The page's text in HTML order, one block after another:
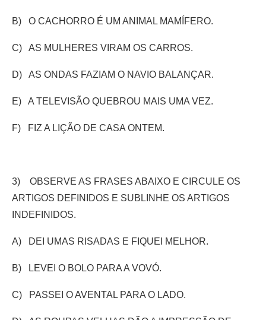
B) O CACHORRO É UM ANIMAL MAMÍFERO.
C) AS MULHERES VIRAM OS CARROS.
D) AS ONDAS FAZIAM O NAVIO BALANÇAR.
E) A TELEVISÃO QUEBROU MAIS UMA VEZ.
F) FIZ A LIÇÃO DE CASA ONTEM.
3) OBSERVE AS FRASES ABAIXO E CIRCULE OS
ARTIGOS DEFINIDOS E SUBLINHE OS ARTIGOS
INDEFINIDOS.
A) DEI UMAS RISADAS E FIQUEI MELHOR.
B) LEVEI O BOLO PARA A VOVÓ.
C) PASSEI O AVENTAL PARA O LADO.